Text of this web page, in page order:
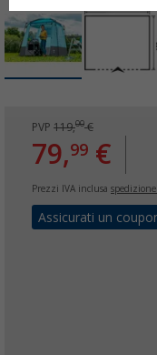
PVP 119,00€
79,99 €
Prezzi IVA inclusa
Assicurati un